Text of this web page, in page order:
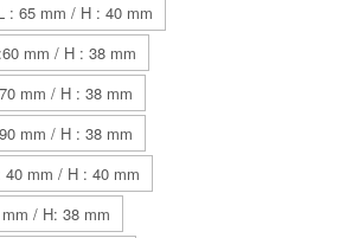
: 65 mm / H : 40 mm
mm / H : 38 mm
mm / H : 38 mm
mm / H : 38 mm
40 mm / H : 40 mm
/ H: 38 mm